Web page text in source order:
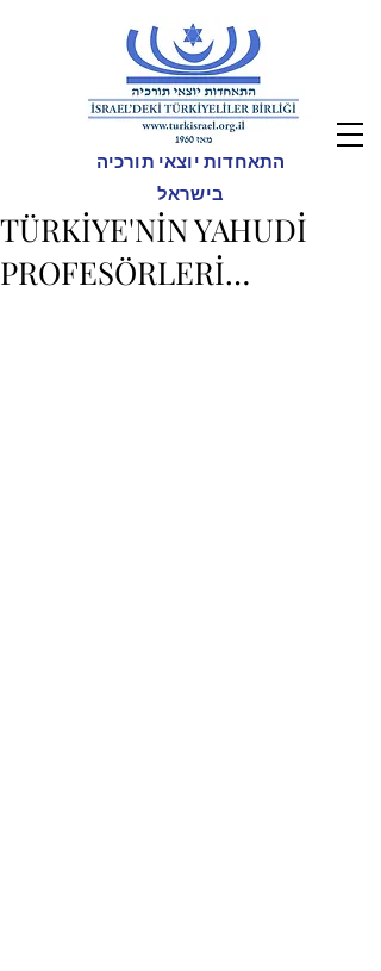
התאחדות יוצאי תורכיה
בישראל
TÜRKİYE'NİN YAHUDİ
PROFESÖRLERİ…